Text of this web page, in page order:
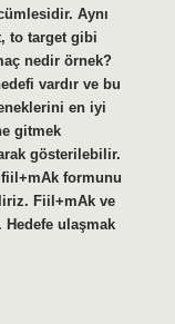
Aynı
to target gibi
nedir örnek?
vardır ve bu
en iyi
gitmek
gösterilebilir.
fiil+mAk formunu
Fiil+mAk ve
Hedefe ulaşmak